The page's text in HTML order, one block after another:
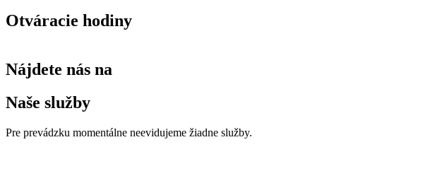
Otváracie hodiny
Nájdete nás na
Naše služby
Pre prevádzku momentálne neevidujeme žiadne služby.